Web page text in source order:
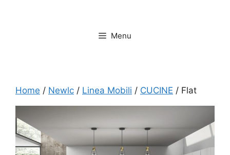
Menu
Home / Newlc / Linea Mobili / CUCINE / Flat